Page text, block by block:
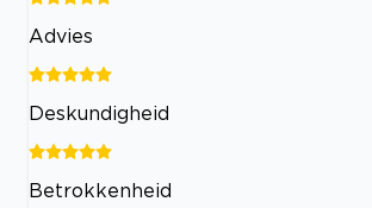
Advies
Deskundigheid
Betrokkenheid